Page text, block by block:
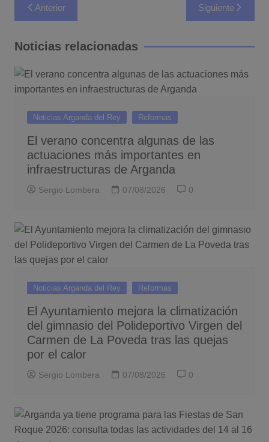
de
entradas
Anterior Siguiente
Noticias relacionadas
Noticias Arganda del Rey Reformas
El verano concentra algunas de las
actuaciones más importantes en
infraestructuras de Arganda
Sergio Lombera 07/08/2026 0
Noticias Arganda del Rey Reformas
El Ayuntamiento mejora la climatización
del gimnasio del Polideportivo Virgen del
Carmen de La Poveda tras las quejas
por el calor
Sergio Lombera 07/08/2026 0